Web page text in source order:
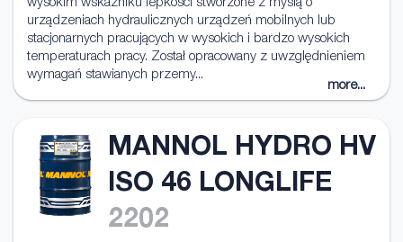
wysokim wskaźniku lepkości stworzone z myślą o
urządzeniach hydraulicznych urządzeń mobilnych lub
stacjonarnych pracujących w wysokich i bardzo wysokich
temperaturach pracy. Został opracowany z uwzględnieniem
wymagań stawianych przemy...
more...
MANNOL HYDRO HV
ISO 46 LONGLIFE
2202